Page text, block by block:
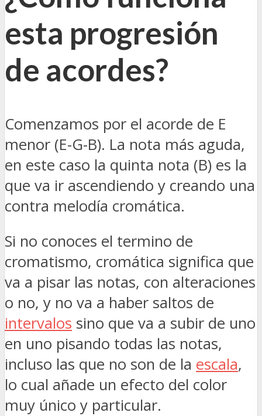
esta progresión
de acordes?
Comenzamos por el acorde de E
menor (E-G-B). La nota más aguda,
en este caso la quinta nota (B) es la
que va ir ascendiendo y creando una
contra melodía cromática.
Si no conoces el termino de
cromatismo, cromática significa que
va a pisar las notas, con alteraciones
o no, y no va a haber saltos de
intervalos sino que va a subir de uno
en uno pisando todas las notas,
incluso las que no son de la escala,
lo cual añade un efecto del color
muy único y particular.